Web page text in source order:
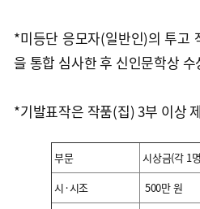
*미등단 응모자(일반인)의 투고
을 통합 심사한 후 신인문학상
*기발표작은 작품(집) 3부 이상
부문 시상금(각 1
시·시조
500만 원